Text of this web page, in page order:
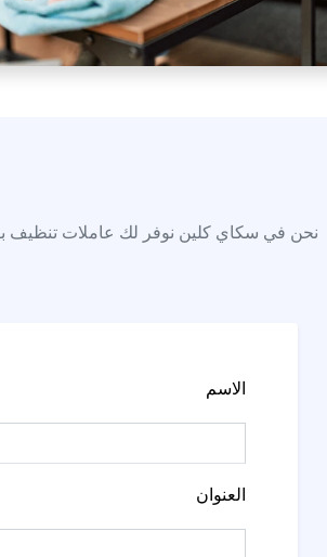
نحن في سكاي كلين نوفر لك عاملات تنظيف
الاسم
العنوان